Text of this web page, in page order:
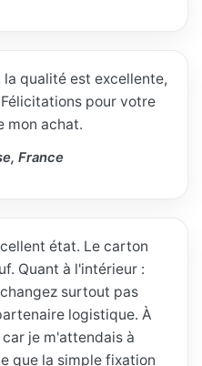
qualité est excellente,
pour votre
mon achat.
France
état. Le carton
Quant à l'intérieur :
surtout pas
logistique. À
je m'attendais à
que la simple fixation